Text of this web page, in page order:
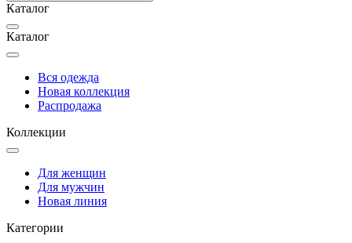
Каталог
Каталог
Вся одежда
Новая коллекция
Распродажа
Коллекции
Для женщин
Для мужчин
Новая линия
Категории